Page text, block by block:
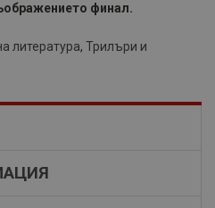
финал.
литература, Трилъри и